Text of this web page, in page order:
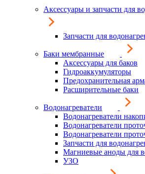
Аксессуары и запчасти для
Запчасти для
Баки мембранные
Аксессуары для баков
Гидроаккумуляторы
Предохранительная
Расширительные баки
Водонагреватели
Водонагреватели
Водонагреватели
Водонагреватели
Запчасти для
Магниевые аноды для
УЗО